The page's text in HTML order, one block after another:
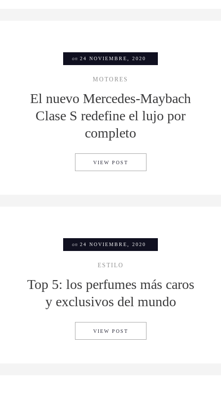
on 24 NOVIEMBRE, 2020
MOTORES
El nuevo Mercedes-Maybach
Clase S redefine el lujo por
completo
VIEW POST
on 24 NOVIEMBRE, 2020
ESTILO
Top 5: los perfumes más caros
y exclusivos del mundo
VIEW POST